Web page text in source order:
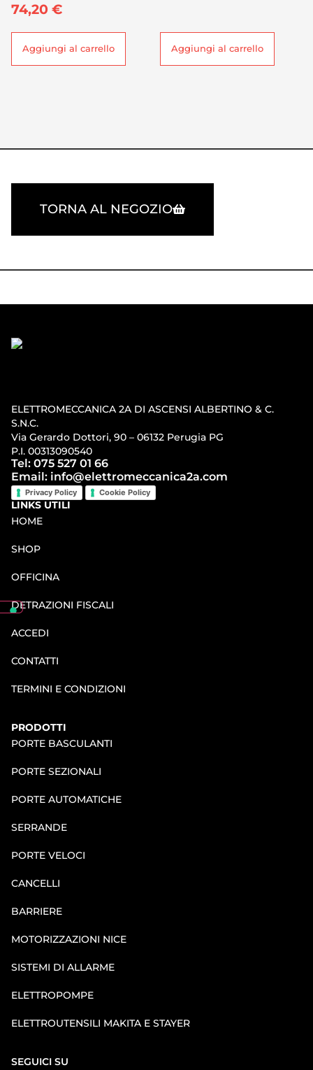
74,20 €
Aggiungi al carrello Aggiungi al carrello
TORNA AL NEGOZIO
ELETTROMECCANICA 2A DI ASCENSI ALBERTINO & C.
S.N.C.
Via Gerardo Dottori, 90 – 06132 Perugia PG
P.I. 00313090540
Tel: 075 527 01 66
Email: info@elettromeccanica2a.com
Privacy Policy Cookie Policy
LINKS UTILI
HOME
SHOP
OFFICINA
DETRAZIONI FISCALI
ACCEDI
CONTATTI
TERMINI E CONDIZIONI
PRODOTTI
PORTE BASCULANTI
PORTE SEZIONALI
PORTE AUTOMATICHE
SERRANDE
PORTE VELOCI
CANCELLI
BARRIERE
MOTORIZZAZIONI NICE
SISTEMI DI ALLARME
ELETTROPOMPE
ELETTROUTENSILI MAKITA E STAYER
SEGUICI SU